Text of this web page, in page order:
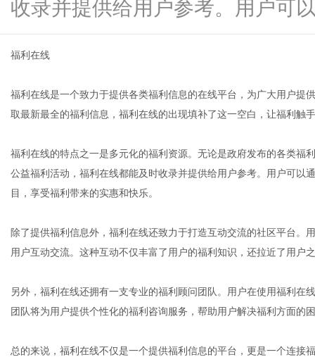
收录并提供给用户参考。用户可
福利在线
福利在线是一个致力于提供各类福利信息的在线平台，为广大用户提
取最新最全的福利信息，福利在线的出现填补了这一空白，让福利触
福利在线的特点之一是多元化的福利资源。无论是政府发布的各类福
公益福利活动，福利在线都能及时收录并提供给用户参考。用户可以
目，享受福利带来的实惠和快乐。
除了提供福利信息外，福利在线还致力于打造互动交流的社区平台。
用户互动交流。这种互动不仅丰富了用户的福利知识，还拉近了用户
另外，福利在线还拥有一支专业的福利顾问团队。用户在使用福利在
团队将为用户提供个性化的福利咨询服务，帮助用户解决福利方面的
总的来说，福利在线不仅是一个提供福利信息的平台，更是一个连接